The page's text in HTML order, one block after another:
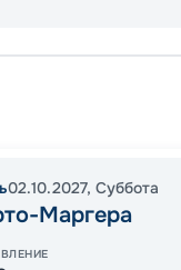
02.10.2027, Суббота
Маргера